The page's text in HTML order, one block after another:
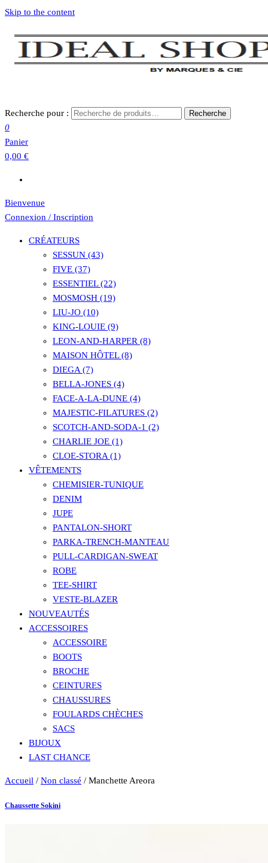
Skip to the content
Recherche pour : Recherche
0
Panier
0,00 €
Bienvenue
Connexion / Inscription
CRÉATEURS
SESSUN (43)
FIVE (37)
ESSENTIEL (22)
MOSMOSH (19)
LIU-JO (10)
KING-LOUIE (9)
LEON-AND-HARPER (8)
MAISON HÔTEL (8)
DIEGA (7)
BELLA-JONES (4)
FACE-A-LA-DUNE (4)
MAJESTIC-FILATURES (2)
SCOTCH-AND-SODA-1 (2)
CHARLIE JOE (1)
CLOE-STORA (1)
VÊTEMENTS
CHEMISIER-TUNIQUE
DENIM
JUPE
PANTALON-SHORT
PARKA-TRENCH-MANTEAU
PULL-CARDIGAN-SWEAT
ROBE
TEE-SHIRT
VESTE-BLAZER
NOUVEAUTÉS
ACCESSOIRES
ACCESSOIRE
BOOTS
BROCHE
CEINTURES
CHAUSSURES
FOULARDS CHÈCHES
SACS
BIJOUX
LAST CHANCE
Accueil / Non classé / Manchette Areora
Chaussette Sokini